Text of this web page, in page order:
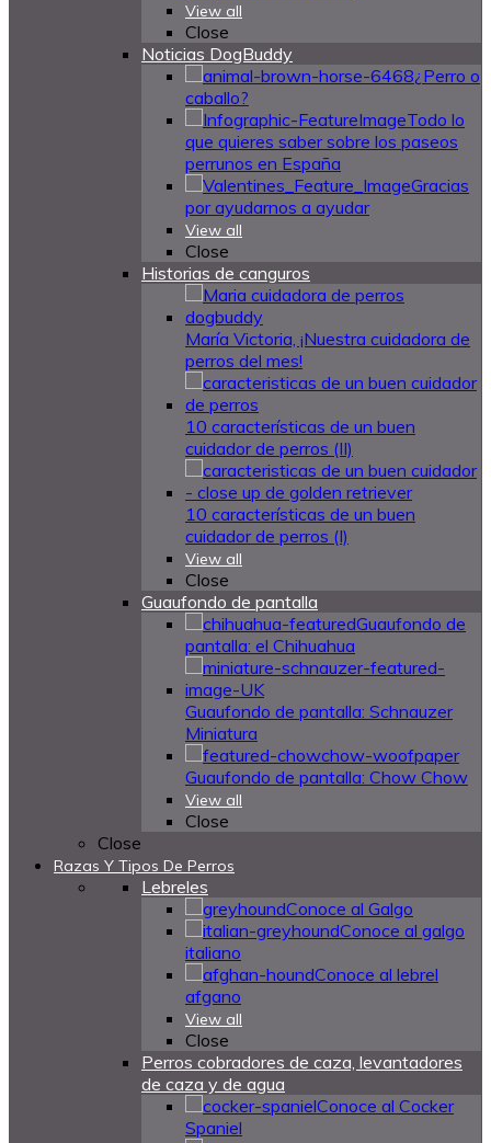
View all
Close
Noticias DogBuddy
¿Perro o
caballo?
Todo lo
que quieres saber sobre los paseos
perrunos en España
Gracias
por ayudarnos a ayudar
View all
Close
Historias de canguros
María Victoria, ¡Nuestra cuidadora de
perros del mes!
10 características de un buen
cuidador de perros (II)
10 características de un buen
cuidador de perros (I)
View all
Close
Guaufondo de pantalla
Guaufondo de
pantalla: el Chihuahua
Guaufondo de pantalla: Schnauzer
Miniatura
Guaufondo de pantalla: Chow Chow
View all
Close
Close
Razas Y Tipos De Perros
Lebreles
Conoce al Galgo
Conoce al galgo
italiano
Conoce al lebrel
afgano
View all
Close
Perros cobradores de caza, levantadores
de caza y de agua
Conoce al Cocker
Spaniel